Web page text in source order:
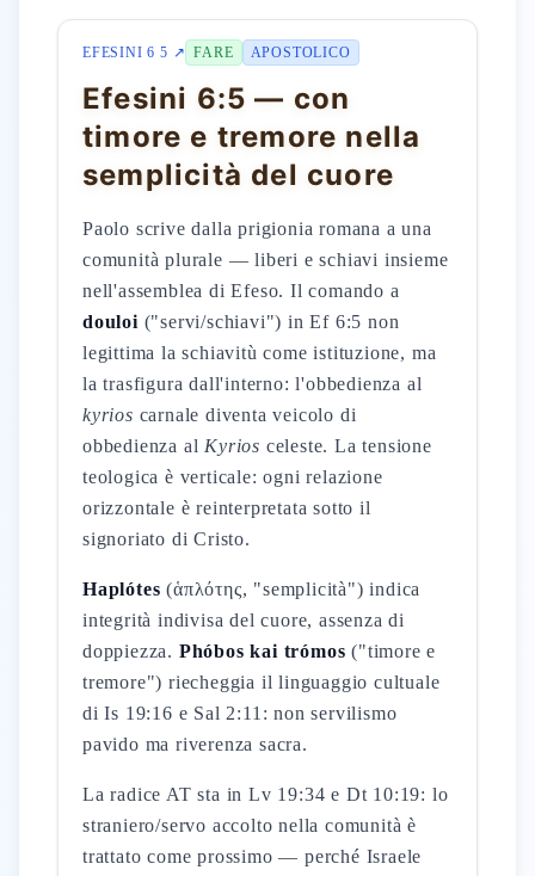
EFESINI 6 5 ↗ FARE APOSTOLICO
Efesini 6:5 — con
timore e tremore nella
semplicità del cuore
Paolo scrive dalla prigionia romana a una
comunità plurale — liberi e schiavi insieme
nell'assemblea di Efeso. Il comando a
douloi ("servi/schiavi") in Ef 6:5 non
legittima la schiavitù come istituzione, ma
la trasfigura dall'interno: l'obbedienza al
kyrios carnale diventa veicolo di
obbedienza al Kyrios celeste. La tensione
teologica è verticale: ogni relazione
orizzontale è reinterpretata sotto il
signoriato di Cristo.
Haplótes (ἁπλότης, "semplicità") indica
integrità indivisa del cuore, assenza di
doppiezza. Phóbos kai trómos ("timore e
tremore") riecheggia il linguaggio cultuale
di Is 19:16 e Sal 2:11: non servilismo
pavido ma riverenza sacra.
La radice AT sta in Lv 19:34 e Dt 10:19: lo
straniero/servo accolto nella comunità è
trattato come prossimo — perché Israele